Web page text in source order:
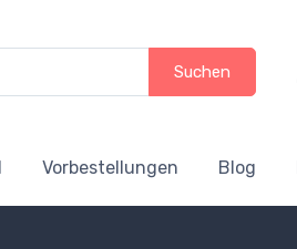
Suchen
Vorbestellungen Blog